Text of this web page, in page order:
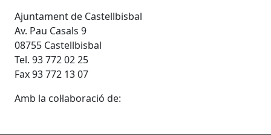
Ajuntament de Castellbisbal
Av. Pau Casals 9
08755 Castellbisbal
Tel. 93 772 02 25
Fax 93 772 13 07
Amb la col·laboració de: